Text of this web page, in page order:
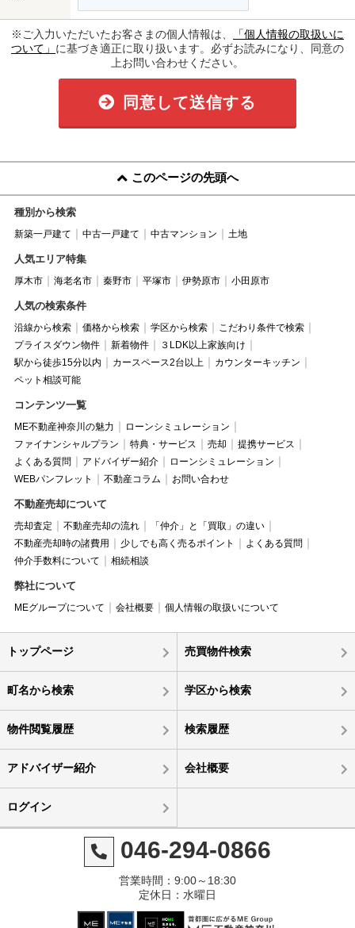
※ご入力いただいたお客さまの個人情報は、
「個人情報の取扱いに
ついて」 に基づき適正に取り扱います。必ずお読みになり、同意の
上お問い合わせください。
同意して送信する
このページの先頭へ
種別から検索
新築一戸建て 中古一戸建て 中古マンション 土地
人気エリア特集
厚木市 海老名市 秦野市 平塚市 伊勢原市 小田原市
人気の検索条件
沿線から検索 価格から検索 学区から検索
こだわり条件で検索
プライスダウン物件
新着物件
３LDK以上家族向け
駅から徒歩15分以内
カースペース2台以上
カウンターキッチン
ペット相談可能
コンテンツ一覧
ME不動産神奈川の魅力
ローンシミュレーション
ファイナンシャルプラン
特典・サービス 売却
提携サービス
よくある質問
アドバイザー紹介
ローンシミュレーション
WEBパンフレット
不動産コラム お問い合わせ
不動産売却について
売却査定 不動産売却の流れ
「仲介」と「買取」の違い
不動産売却時の諸費用
少しでも高く売るポイント
よくある質問
仲介手数料について
相続相談
弊社について
MEグループについて 会社概要 個人情報の取扱いについて
トップページ 売買物件検索
町名から検索 学区から検索
物件閲覧履歴 検索履歴
アドバイザー紹介 会社概要
ログイン
046-294-0866
営業時間：9:00～18:30
定休日：水曜日